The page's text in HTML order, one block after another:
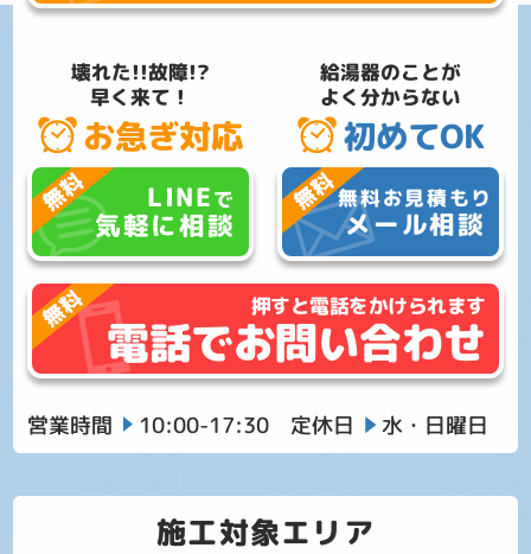
壊れた!!故障!?
早く来て！
お急ぎ対応
LINEで
気軽に相談
給湯器のことが
よく分からない
初めてOK
無料お見積もり
メール相談
押すと電話をかけられます
電話でお問い合わせ
営業時間 10:00-17:30 定休日 水・日曜日
施工対象エリア